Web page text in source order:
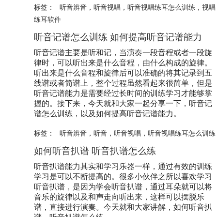
标签： 听音辨音， 听音视唱， 听音视唱练耳怎么训练 ， 视唱
练耳软件
听音记谱怎么训练 如何提高听音记谱能力
听音记谱主要是听和记，当演奏一段音程或者一段旋
律时，可以听出来是什么音程，由什么构成的旋律。
听出来是什么音程和旋律后可以准确的将其记录到五
线谱或者简谱上，整个过程虽然看起来很简单，但是
听音记谱能力是需要经过长时间的训练学习才能够掌
握的。接下来，今天就和大家一起分享一下，听音记
谱怎么训练，以及如何提高听音记谱能力。
标签： 听音辨音， 听音， 听音视唱， 听音视唱练耳怎么训练
如何听音扒谱 听音扒谱怎么练
听音扒谱能力其实和学习乐器一样，通过有效的训练
学习是可以不断提高的。很多小伙伴之所以喜欢学习
听音扒谱，是因为学会听音扒谱，通过耳朵就可以将
音乐的旋律以及和声走向听出来，这样可以摆脱乐
谱，直接进行演奏。今天就和大家讲解，如何听音扒